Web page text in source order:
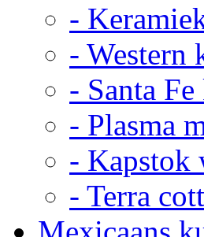
-
- Western
- Santa
- Plasma
- Kapstok
- Terra